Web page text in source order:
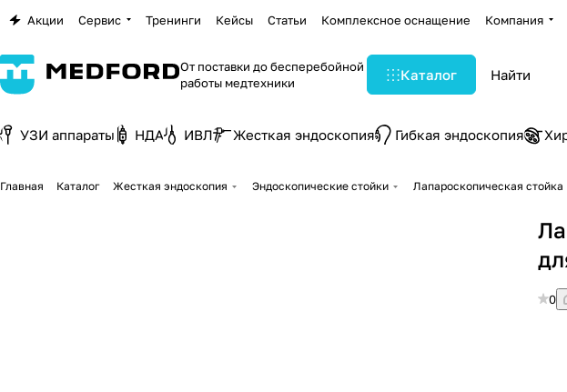
Акции Сервис Тренинги Кейсы Статьи Комплексное оснащение Компания
От поставки до бесперебойной
работы медтехники
Каталог
УЗИ аппараты НДА ИВЛ Жесткая эндоскопия Гибкая эндоскопия
Главная Каталог Жесткая эндоскопия Эндоскопические стойки Лапароскопическая стойка
0